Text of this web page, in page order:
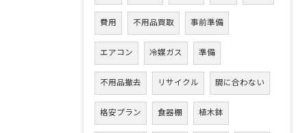
費用 不用品買取 事前準備
エアコン 冷媒ガス 準備
不用品撤去 リサイクル 間に合わない
格安プラン 食器棚 植木鉢